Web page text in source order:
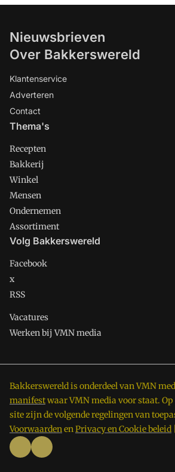
Nieuwsbrieven
Over Bakkerswereld
Klantenservice
Adverteren
Contact
Thema's
Recepten
Bakkerij
Winkel
Mensen
Ondernemen
Assortiment
Volg Bakkerswereld
Facebook
x
RSS
Vacatures
Werken bij VMN media
Bakkerswereld is onderdeel van VMN
manifestwaar VMN media voor staat.
site zijn de volgende regelingen van
VoorwaardenenPrivacy en Cookie beleid